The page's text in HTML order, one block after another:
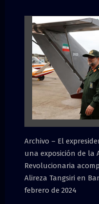
Archivo – El
una exposición de la
Revolucionaria
Alireza Tangsiri en
febrero de 2024